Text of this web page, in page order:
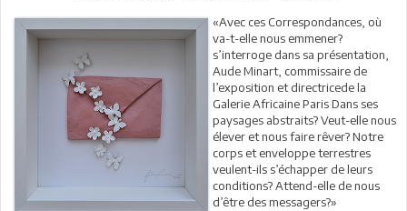
«Avec ces Correspondances, où
va-t-elle nous emmener?
s’interroge dans sa présentation,
Aude Minart, commissaire de
l’exposition et directricede la
Galerie Africaine Paris Dans ses
paysages abstraits? Veut-elle nous
élever et nous faire rêver? Notre
corps et enveloppe terrestres
veulent-ils s’échapper de leurs
conditions? Attend-elle de nous
d’être des messagers?»